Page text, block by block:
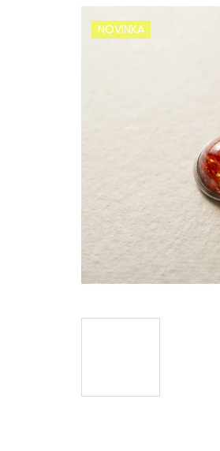
NOVINKA